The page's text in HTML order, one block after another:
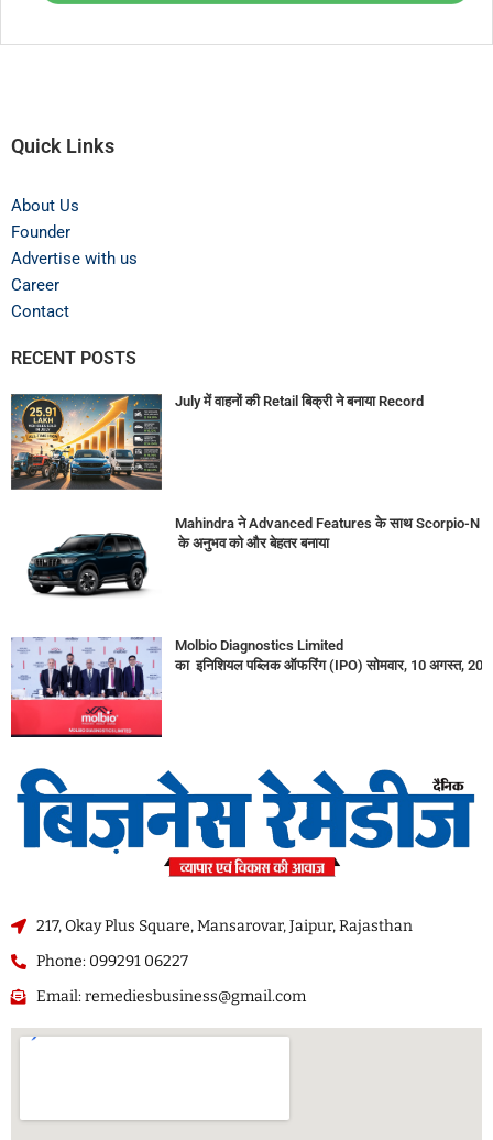
Quick Links
About Us
Founder
Advertise with us
Career
Contact
RECENT POSTS
July में वाहनों की Retail बिक्री ने बनाया Record
Mahindra ने Advanced Features के साथ Scorpio-N
के अनुभव को और बेहतर बनाया
Molbio Diagnostics Limited
का इनिशियल पब्लिक ऑफरिंग (IPO) सोमवार, 10 अगस्त,
217, Okay Plus Square, Mansarovar, Jaipur, Rajasthan
Phone: 099291 06227
Email: remediesbusiness@gmail.com